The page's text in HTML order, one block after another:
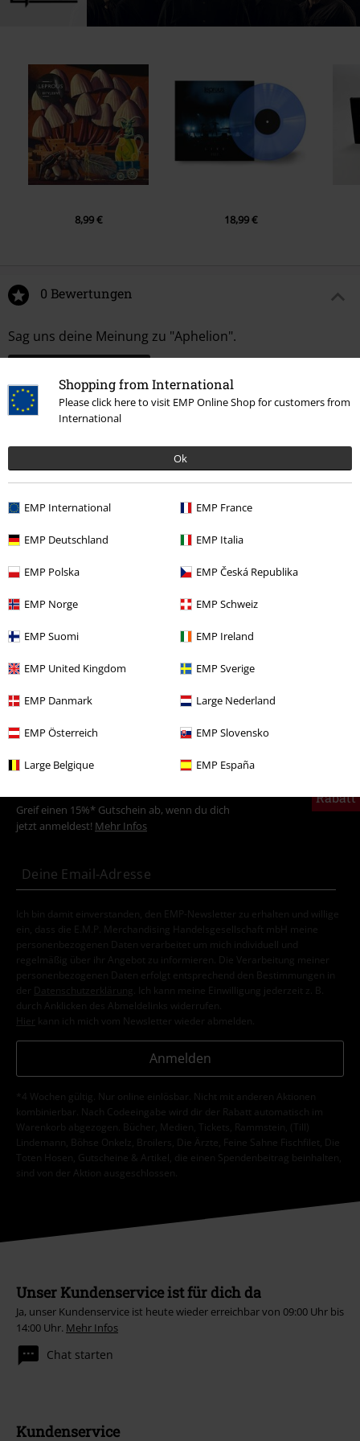
Shopping from International
Please click here to visit EMP Online Shop for customers from
International
Ok
EMP International EMP France
EMP Deutschland EMP Italia
EMP Polska EMP Česká Republika
EMP Norge EMP Schweiz
EMP Suomi EMP Ireland
EMP United Kingdom EMP Sverige
EMP Danmark Large Nederland
EMP Österreich EMP Slovensko
Large Belgique EMP España
8,99 € 18,99 €
0 Bewertungen
Sag uns deine Meinung zu "Aphelion".
Band Merch
Band Merch
Band Merch Medien Schallplatten
Sale % Medien
Rabatt
Greif einen 15%* Gutschein ab, wenn du dich
jetzt anmeldest! Mehr Infos
Ich bin damit einverstanden, den EMP-Newsletter zu erhalten und willige
ein, dass die E.M.P. Merchandising Handelsgesellschaft mbH meine
personenbezogenen Daten verarbeitet um mich individuell und
regelmäßig über ihr Angebot zu informieren. Die Verarbeitung meiner
personenbezogenen Daten erfolgt entsprechend den Bestimmungen in
der
Datenschutzerklärung
. Ich kann meine Einwilligung jederzeit z. B.
durch Anklicken des Abmeldelinks widerrufen.
Hier kann ich mich vom Newsletter wieder abmelden.
Anmelden
*4 Wochen gültig. Nur online einlösbar. Nicht mit anderen Aktionen
kombinierbar. Nach Codeeingabe wird dir der Rabatt automatisch im
Warenkorb abgezogen. Bücher, Medien, Tickets, Rammstein, (Till)
Lindemann, Böhse Onkelz, Broilers, Die Ärzte, Feine Sahne Fischfilet, Die
Toten Hosen, Gutscheine & Artikel, die einen Spendenbeitrag beinhalten,
sind von der Aktion ausgeschlossen.
Unser Kundenservice ist für dich da
Ja, unser Kundenservice ist heute wieder erreichbar von 09:00 Uhr bis
14:00 Uhr. Mehr Infos
Chat starten
Kundenservice